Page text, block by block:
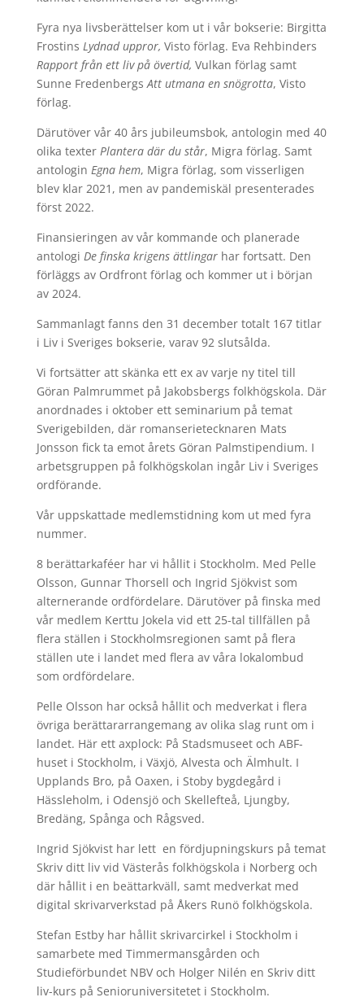
Fyra nya livsberättelser kom ut i vår bokserie: Birgitta
Frostins Lydnad uppror, Visto förlag. Eva Rehbinders
Rapport från ett liv på övertid, Vulkan förlag samt
Sunne FredenbergsAtt utmana en snögrotta, Visto
förlag.
Därutöver vår 40 års jubileumsbok, antologin med 40
olika texter Plantera där du står, Migra förlag. Samt
antologin Egna hem, Migra förlag, som visserligen
blev klar 2021, men av pandemiskäl presenterades
först 2022.
Finansieringen av vår kommande och planerade
antologi De finska krigens ättlingarhar fortsatt. Den
förläggs av Ordfront förlag och kommer ut i början
av 2024.
Sammanlagt fanns den 31 december totalt 167 titlar
i Liv i Sveriges bokserie, varav 92 slutsålda.
Vi fortsätter att skänka ett ex av varje ny titel till
Göran Palmrummet på Jakobsbergs folkhögskola. Där
anordnades i oktober ett seminarium på temat
Sverigebilden, där romanserietecknaren Mats
Jonsson fick ta emot årets Göran Palmstipendium. I
arbetsgruppen på folkhögskolan ingår Liv i Sveriges
ordförande.
Vår uppskattade medlemstidning kom ut med fyra
nummer.
8 berättarkaféer har vi hållit i Stockholm. Med Pelle
Olsson, Gunnar Thorsell och Ingrid Sjökvist som
alternerande ordfördelare. Därutöver på finska med
vår medlem Kerttu Jokela vid ett 25-tal tillfällen på
flera ställen i Stockholmsregionen samt på flera
ställen ute i landet med flera av våra lokalombud
som ordfördelare.
Pelle Olsson har också hållit och medverkat i flera
övriga berättararrangemang av olika slag runt om i
landet. Här ett axplock: På Stadsmuseet och ABF-
huset i Stockholm, i Växjö, Alvesta och Älmhult. I
Upplands Bro, på Oaxen, i Stoby bygdegård i
Hässleholm, i Odensjö och Skellefteå, Ljungby,
Bredäng, Spånga och Rågsved.
Ingrid Sjökvist har lett en fördjupningskurs på temat
Skriv ditt liv vid Västerås folkhögskola i Norberg och
där hållit i en beättarkväll, samt medverkat med
digital skrivarverkstad på Åkers Runö folkhögskola.
Stefan Estby har hållit skrivarcirkel i Stockholm i
samarbete med Timmermansgården och
Studieförbundet NBV och Holger Nilén en Skriv ditt
liv-kurs på Senioruniversitetet i Stockholm.